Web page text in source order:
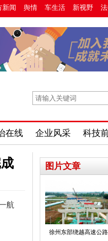
新闻 舆情 车生活 新视野
在线 企业风采 科技
航
图片文章
徐州东部绕越高速公路